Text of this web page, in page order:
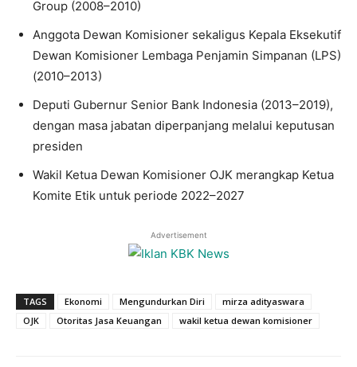
Group (2008–2010)
Anggota Dewan Komisioner sekaligus Kepala Eksekutif
Dewan Komisioner Lembaga Penjamin Simpanan (LPS)
(2010–2013)
Deputi Gubernur Senior Bank Indonesia (2013–2019),
dengan masa jabatan diperpanjang melalui keputusan
presiden
Wakil Ketua Dewan Komisioner OJK merangkap Ketua
Komite Etik untuk periode 2022–2027
Advertisement
TAGS Ekonomi Mengundurkan Diri
mirza adityaswara
OJK
Otoritas Jasa Keuangan wakil ketua dewan komisioner